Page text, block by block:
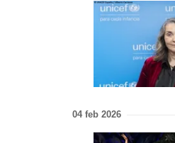
04 feb 2026